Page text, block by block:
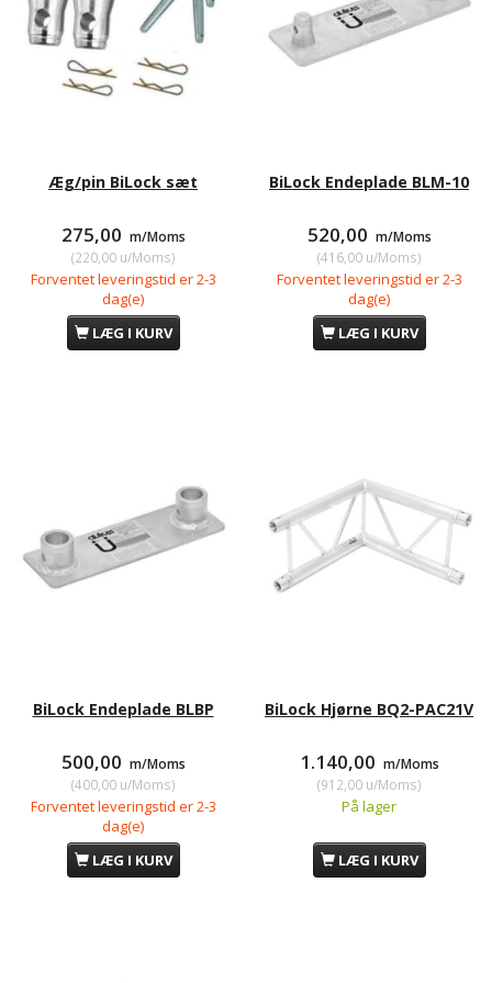
Æg/pin BiLock sæt
275,00 m/Moms
(220,00u/Moms)
Forventet leveringstid er 2-3
dag(e)
LÆG I KURV
BiLock Endeplade BLM-10
520,00 m/Moms
(416,00u/Moms)
Forventet leveringstid er 2-3
dag(e)
LÆG I KURV
BiLock Endeplade BLBP
500,00 m/Moms
(400,00u/Moms)
Forventet leveringstid er 2-3
dag(e)
LÆG I KURV
BiLock Hjørne BQ2-PAC21V
1.140,00 m/Moms
(912,00u/Moms)
På lager
LÆG I KURV